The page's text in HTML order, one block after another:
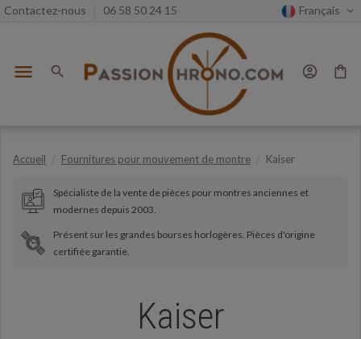
Contactez-nous 06 58 50 24 15 Français
menu search account_circle shopping_bag
Accueil Fournitures pour mouvement de montre Kaiser
Spécialiste de la vente de pièces pour montres anciennes et
modernes depuis 2003.
Présent sur les grandes bourses horlogères. Pièces d'origine
certifiée garantie.
Kaiser